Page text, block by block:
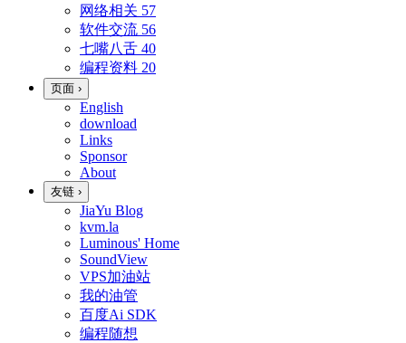
网络相关 57
软件交流 56
七嘴八舌 40
编程资料 20
页面 ›
English
download
Links
Sponsor
About
友链 ›
JiaYu Blog
kvm.la
Luminous' Home
SoundView
VPS加油站
我的油管
百度Ai SDK
编程随想